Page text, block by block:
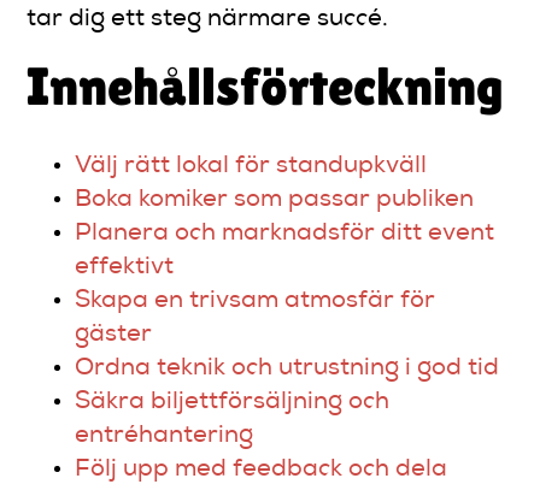
tar dig ett steg närmare succé.
Innehållsförteckning
Välj rätt lokal för standupkväll
Boka komiker som passar publiken
Planera och marknadsför ditt event
effektivt
Skapa en trivsam atmosfär för
gäster
Ordna teknik och utrustning i god tid
Säkra biljettförsäljning och
entréhantering
Följ upp med feedback och dela